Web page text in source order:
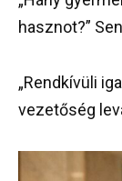
hasznot?”
„Rendkívüli
vezetőség